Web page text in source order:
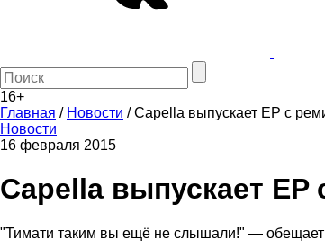
16+
Главная / Новости /Capella выпускает EP с
Новости
16 февраля 2015
Capella выпускает
"Тимати таким вы ещё не слышали!" —